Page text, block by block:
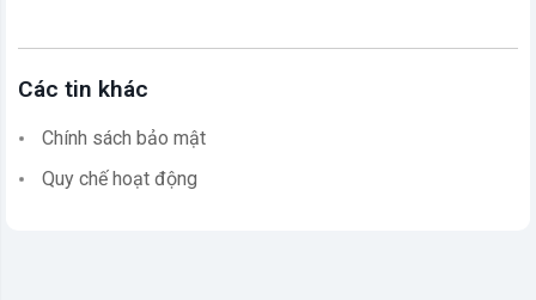
Các tin khác
Chính sách bảo mật
Quy chế hoạt động